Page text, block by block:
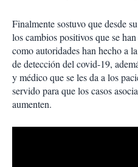
Finalmente sostuvo que desde
los cambios positivos que se
como autoridades han hecho a
de detección del covid-19,
y médico que se les da a los
servido para que los casos
aumenten.